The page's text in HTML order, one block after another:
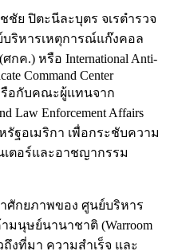
ชัย ปิตะนีละบุตร จเรตำรวจ
ริหารเหตุการณ์แก๊งคอล
ค.) หรือ International Anti-
Command Center
รือกับคณะผู้แทนจาก
Law Enforcement Affairs
รัฐอเมริกา เพื่อกระชับความ
ตอร์และอาชญากรรม
ศักยภาพของ ศูนย์บริหาร
มนุษย์นานาชาติ (Warroom
งที่มา ความสำเร็จ และ